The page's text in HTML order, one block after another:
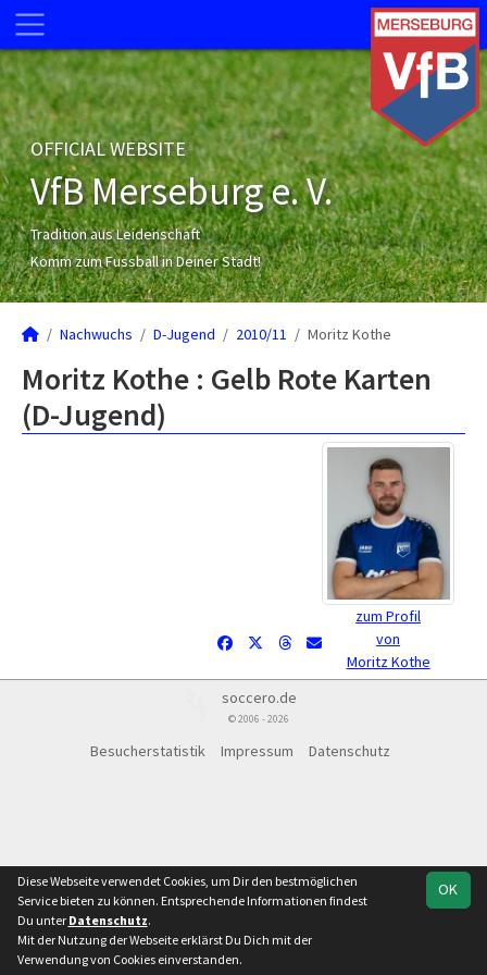
OFFICIAL WEBSITE
VfB Merseburg e. V.
Tradition aus Leidenschaft
Komm zum Fussball in Deiner Stadt!
Nachwuchs D-Jugend 2010/11 Moritz Kothe
Moritz Kothe : Gelb Rote Karten
(D-Jugend)
zum Profil
von
Moritz Kothe
soccero.de
© 2006 - 2026
Besucherstatistik Impressum Datenschutz
OK
Diese Webseite verwendet Cookies, um Dir den bestmöglichen
Service bieten zu können. Entsprechende Informationen findest
Du unter Datenschutz.
Mit der Nutzung der Webseite erklärst Du Dich mit der
Verwendung von Cookies einverstanden.